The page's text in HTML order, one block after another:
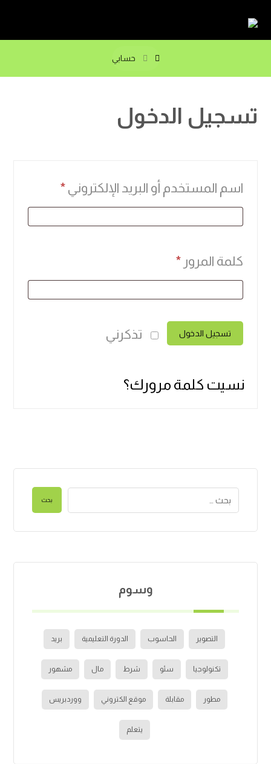
حسابي
تسجيل الدخول
اسم المستخدم أو البريد الإلكتروني*
كلمة المرور*
تذكرني تسجيل الدخول
نسيت كلمة مرورك؟
وسوم
التصوير الحاسوب الدورة التعليمية بريد
تكنولوجيا سئو شرط مال مشهور
مطور مقابلة موقع الكتروني ووردبريس
يتعلم